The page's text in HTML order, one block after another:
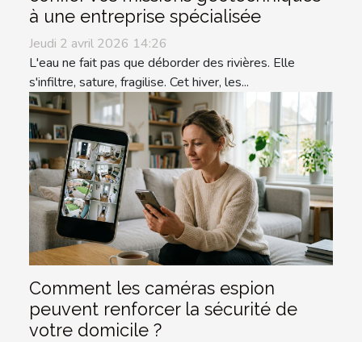
à une entreprise spécialisée
Jeudi 2 avril 2026 14:26
L'eau ne fait pas que déborder des rivières. Elle
s'infiltre, sature, fragilise. Cet hiver, les...
Comment les caméras espion
peuvent renforcer la sécurité de
votre domicile ?